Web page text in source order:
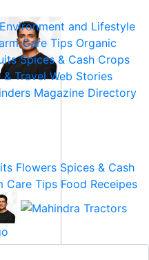
Environment and Lifestyle
Care Tips Organic
Spices & Cash Crops
& Travel Web Stories
Magazine Directory
Flowers Spices & Cash
Care Tips Food Receipes